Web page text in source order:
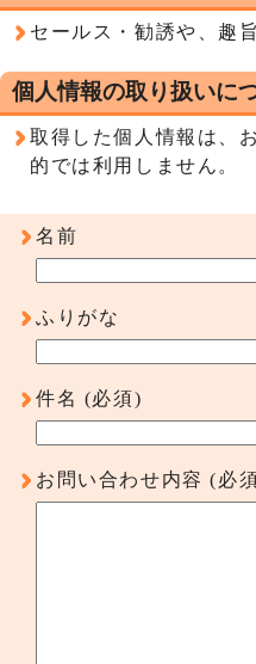
セールス・勧誘や、趣
個人情報の取り扱いに
取得した個人情報は、
的では利用しません。
名前
ふりがな
件名 (必須)
お問い合わせ内容 (必